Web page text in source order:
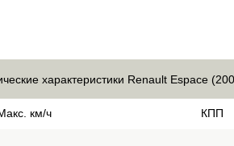
характеристики Renault Espace
км/ч КПП